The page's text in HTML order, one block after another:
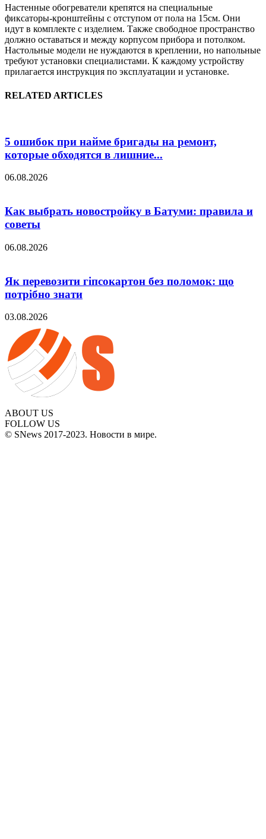
Настенные обогреватели крепятся на специальные
фиксаторы-кронштейны с отступом от пола на 15см. Они
идут в комплекте с изделием. Также свободное пространство
должно оставаться и между корпусом прибора и потолком.
Настольные модели не нуждаются в креплении, но напольные
требуют установки специалистами. К каждому устройству
прилагается инструкция по эксплуатации и установке.
RELATED ARTICLES
5 ошибок при найме бригады на ремонт,
которые обходятся в лишние...
06.08.2026
Как выбрать новостройку в Батуми: правила и
советы
06.08.2026
Як перевозити гіпсокартон без поломок: що
потрібно знати
03.08.2026
ABOUT US
FOLLOW US
© SNews 2017-2023. Новости в мире.